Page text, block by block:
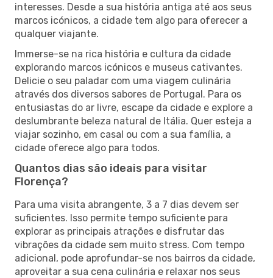
interesses. Desde a sua história antiga até aos seus
marcos icónicos, a cidade tem algo para oferecer a
qualquer viajante.
Immerse-se na rica história e cultura da cidade
explorando marcos icónicos e museus cativantes.
Delicie o seu paladar com uma viagem culinária
através dos diversos sabores de Portugal. Para os
entusiastas do ar livre, escape da cidade e explore a
deslumbrante beleza natural de Itália. Quer esteja a
viajar sozinho, em casal ou com a sua família, a
cidade oferece algo para todos.
Quantos dias são ideais para visitar
Florença?
Para uma visita abrangente, 3 a 7 dias devem ser
suficientes. Isso permite tempo suficiente para
explorar as principais atrações e disfrutar das
vibrações da cidade sem muito stress. Com tempo
adicional, pode aprofundar-se nos bairros da cidade,
aproveitar a sua cena culinária e relaxar nos seus